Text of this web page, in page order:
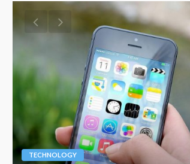
TECHNOLOGY